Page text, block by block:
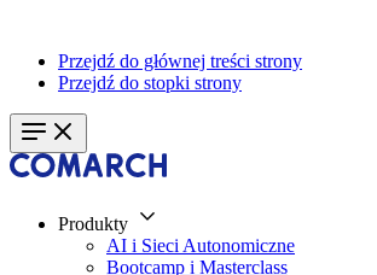
Przejdź do głównej treści strony
Przejdź do stopki strony
Produkty
AI i Sieci Autonomiczne
Bootcamp i Masterclass